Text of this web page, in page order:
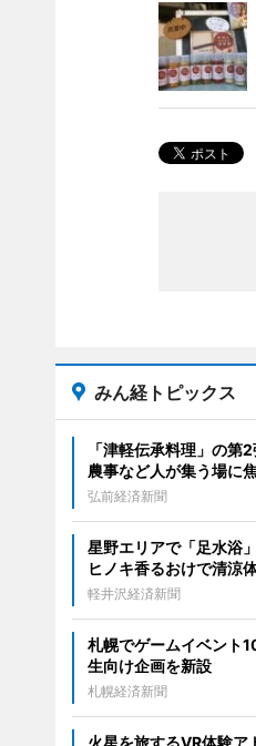
みん経トピックス
「津軽伝承料理」の第
農事など人が集う場に
弘前経済新聞
星野エリアで「足水浴
ヒノキ香るおけで清涼
軽井沢経済新聞
札幌でゲームイベント
生向け企画を新設
札幌経済新聞
火星を旅するVR体験